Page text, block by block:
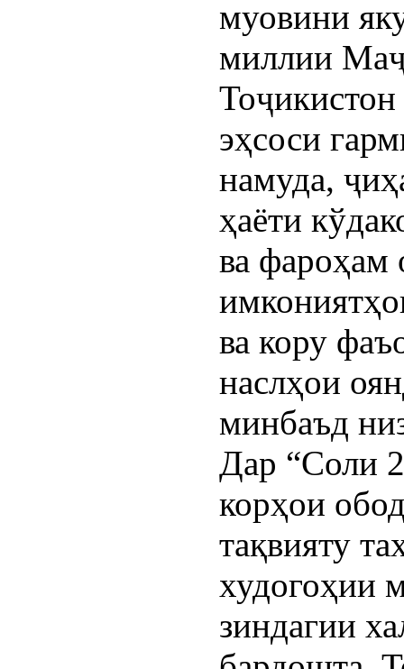
муовини
миллии
эҳсоси
намуда,
ҳаёти
ва фароҳам
ва кору
наслҳои
минбаъд
Дар “Соли
корҳои
тақвияту
худогоҳии
зиндагии